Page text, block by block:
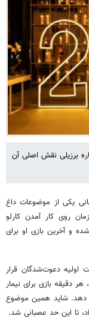
برزیلی نقش اصلی آن
یکی از موضوعات داغ
روی کار آمدن کارلو
و آخرین بازی او برای
۳۴ ساله در فهرست اولیه دعوت‌شدگان قرار
دقیقه بازی برای نیمار
دهد. شاید همین موضوع
تا این حد عصبانی شد.